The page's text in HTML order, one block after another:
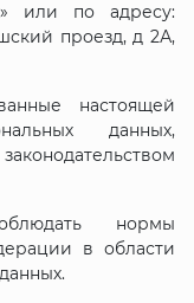
или по адресу:
проезд, д 2А,
настоящей
данных,
нормы
в области